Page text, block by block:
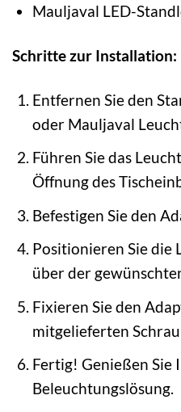
Mauljaval LED-
Schritte zur Installation:
Entfernen Sie den
oder Mauljaval
Führen Sie das
Öffnung des
Befestigen Sie den
Positionieren Sie die
über der
Fixieren Sie den
mitgelieferten
Fertig! Genießen Sie
Beleuchtungslösung.